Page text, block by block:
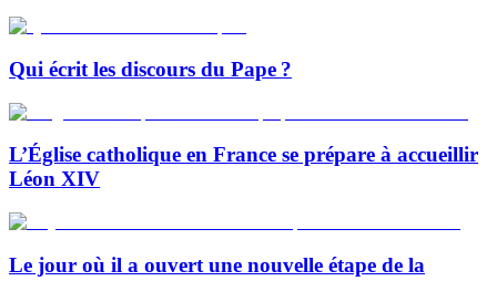
Qui écrit les discours du Pape ?
L’Église catholique en France se prépare à accueillir
Léon XIV
Le jour où il a ouvert une nouvelle étape de la